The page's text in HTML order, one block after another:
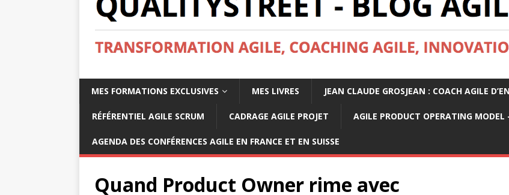
MES FORMATIONS EXCLUSIVES MES LIVRES JEAN CLAUDE GROSJEAN : COACH AGILE
RÉFÉRENTIEL AGILE SCRUM CADRAGE AGILE PROJET AGILE PRODUCT OPERATING MODEL
AGENDA DES CONFÉRENCES AGILE EN FRANCE ET EN SUISSE
Quand Product Owner rime avec